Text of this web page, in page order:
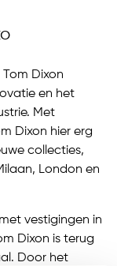
Dixon
en het
Met
Dixon hier erg
collecties,
London en
vestigingen in
Dixon is terug
Door het